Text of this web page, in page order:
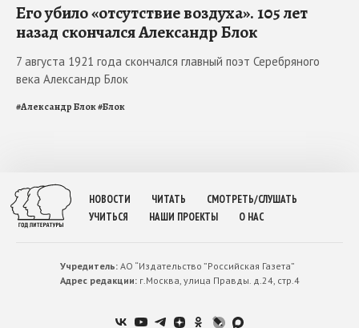
Его убило «отсутствие воздуха». 105 лет
назад скончался Александр Блок
7 августа 1921 года скончался главный поэт Серебряного
века Александр Блок
#Александр Блок#Блок
НОВОСТИ ЧИТАТЬ
СМОТРЕТЬ/СЛУШАТЬ
УЧИТЬСЯ
НАШИ ПРОЕКТЫ О НАС
Учредитель:АО “Издательство ”Российская Газета”
Адрес редакции:г.Москва, улица Правды. д.24, стр.4